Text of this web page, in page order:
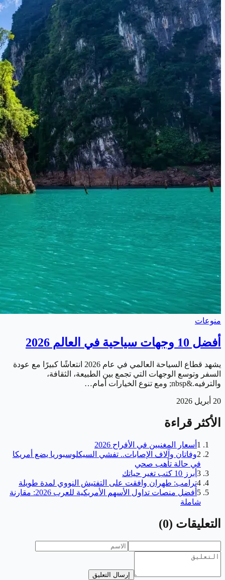
منوعات
أفضل 10 وجهات سياحية في العالم 2026
يشهد قطاع السياحة العالمي في عام 2026 انتعاشًا كبيرًا مع عودة
السفر وتوسع الوجهات التي تجمع بين الطبيعة، الثقافة،
والترفيه.&nbsp; ومع تنوع الخيارات أمام…
20 أبريل 2026
الأكثر قراءة
1 أسعار المغنيين في الأفراح 2026
2وفاتان وآلاف الإصابات.. تفشي السيكلوسبوريا يضع أمريكا
في حالة تأهب صحي
3 أبرز 10 كتب تغير حياتك
4ترامب: طهران وافقت على التفتيش النووي لمدة طويلة
5
أفضل منصات تداول الأسهم الأمريكية للعرب 2026: مقارنة
شاملة
التعليقات (
0
)
إرسال التعليق